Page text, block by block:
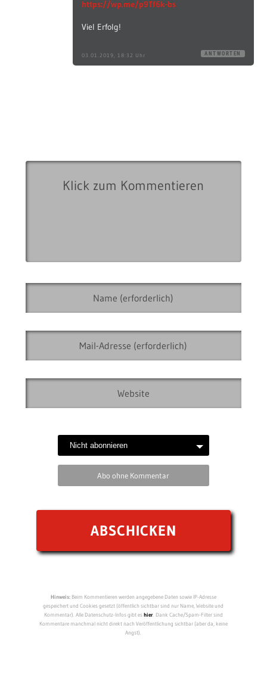
https://wp.me/p9Tf6k-bs
Viel Erfolg!
03.01.2019, 18:32 Uhr ANTWORTEN
Abo ohne Kommentar
Hinweis:Beim Kommentieren werden angegebene Daten sowie IP-Adresse
gespeichert und Cookies gesetzt (öffentlich sichtbar sind nur Name, Website und
Kommentar). Alle Datenschutz-Infos gibt eshier. Dank Cache/Spam-Filter sind
Kommentare manchmal nicht direkt nach Veröffentlichung sichtbar (aber da, keine
Angst).